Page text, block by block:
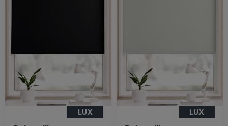
LUX LUX